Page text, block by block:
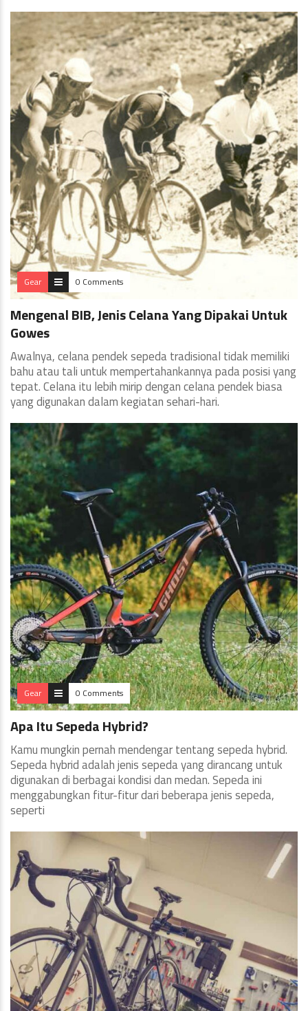
Gear 0 Comments
Mengenal BIB, Jenis Celana Yang Dipakai Untuk
Gowes
Awalnya, celana pendek sepeda tradisional tidak memiliki
bahu atau tali untuk mempertahankannya pada posisi yang
tepat. Celana itu lebih mirip dengan celana pendek biasa
yang digunakan dalam kegiatan sehari-hari.
Gear 0 Comments
Apa Itu Sepeda Hybrid?
Kamu mungkin pernah mendengar tentang sepeda hybrid.
Sepeda hybrid adalah jenis sepeda yang dirancang untuk
digunakan di berbagai kondisi dan medan. Sepeda ini
menggabungkan fitur-fitur dari beberapa jenis sepeda,
seperti